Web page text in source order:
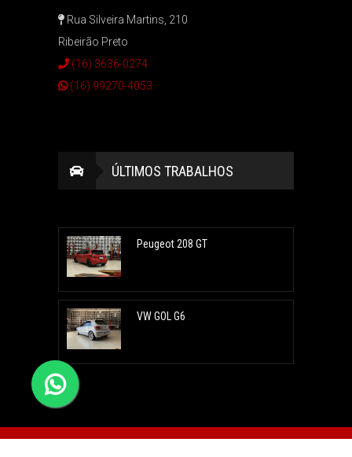
Rua Silveira Martins, 210
Ribeirão Preto
(16) 3636-0274
(16) 99270-4053
ÚLTIMOS TRABALHOS
Peugeot 208 GT
VW GOL G6